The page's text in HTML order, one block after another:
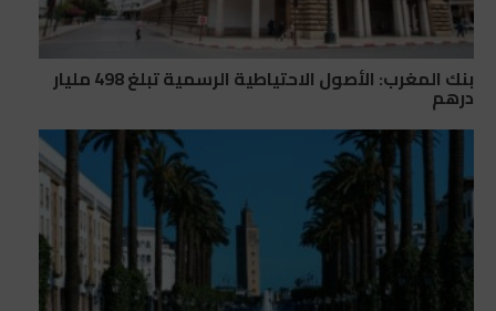
بنك المغرب: الأصول الاحتياطية الرسمية تبلغ 498 مليار
درهم